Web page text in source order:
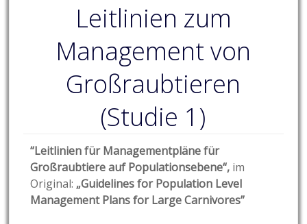
Leitlinien zum
Management von
Großraubtieren
(Studie 1)
“Leitlinien für Managementpläne für
Großraubtiere auf Populationsebene“, im
Original: „Guidelines for Population Level
Management Plans for Large Carnivores”